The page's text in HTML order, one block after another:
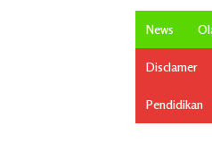
News
Disclamer
Pendidikan